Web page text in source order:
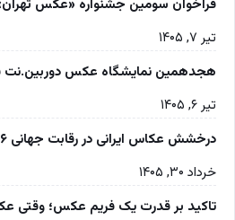
فراخوان سومین جشنواره «عکس
تیر ۷, ۱۴۰۵
هجدهمین نمایشگاه عکس دوربین.نت
تیر ۶, ۱۴۰۵
درخشش عکاس ایرانی در رقابت جهانی Golden Shot ۲۰۲۶
خرداد ۳۰, ۱۴۰۵
تاکید بر قدرت یک فریم عکس؛ وقتی